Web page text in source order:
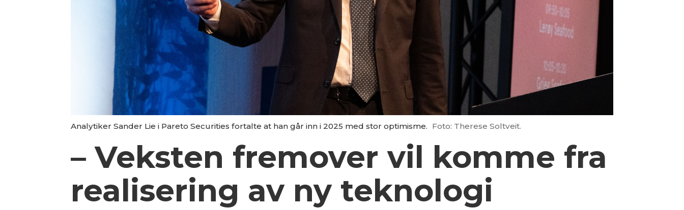
Analytiker Sander Lie i Pareto Securities fortalte at han går inn i 2025 med stor optimisme. Foto: Therese Soltveit.
– Veksten fremover vil komme fra
realisering av ny teknologi